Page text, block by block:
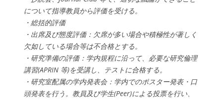
について指導教員から評価を受ける。
・総括的評価
・出席及び態度評価：欠席が多い場合や積極性が著しく
欠如している場合等は不合格とする。
・研究準備の評価：学内規程に沿って、必要な研究倫理
講習(APRIN 等)を受講し、テストに合格する。
・研究室配属の学内発表会：学内でのポスター発表・口
頭発表を行う。教員及び学生(Peer)による投票を行い、